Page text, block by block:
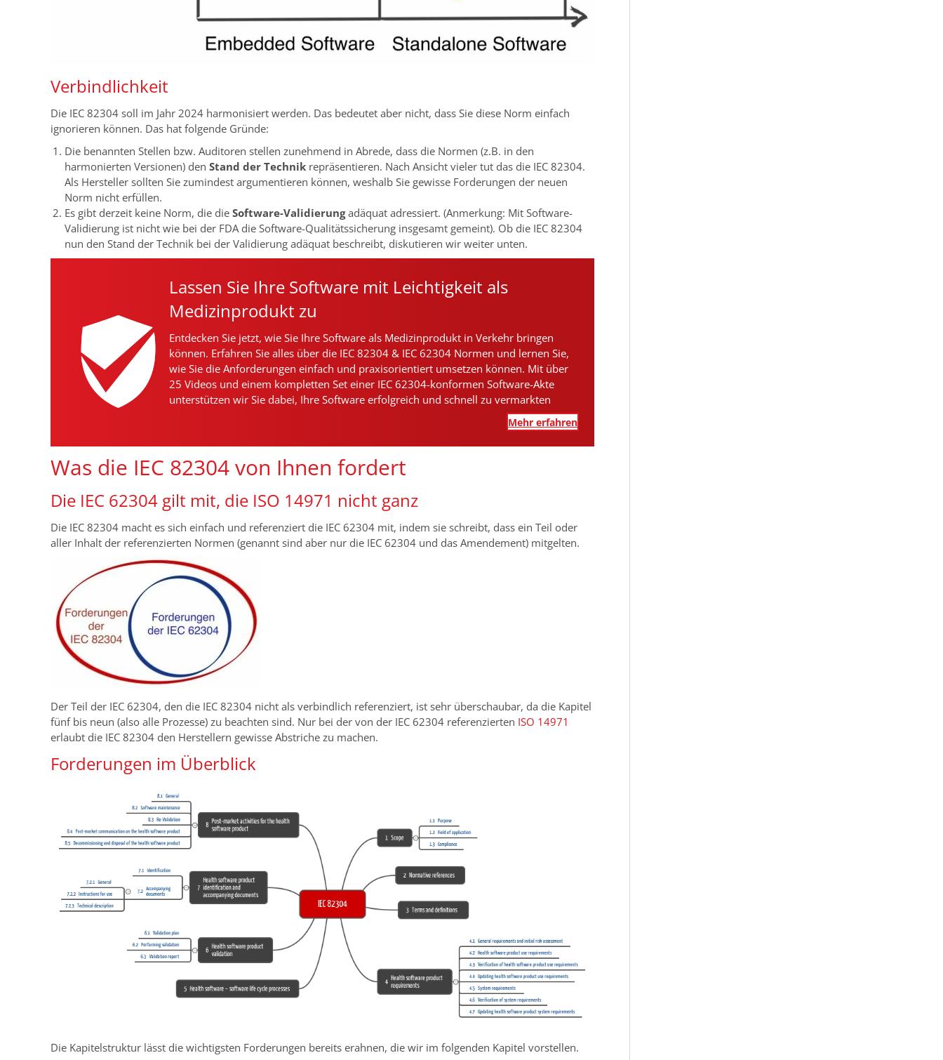
Verbindlichkeit
Die IEC 82304 soll im Jahr 2024 harmonisiert werden. Das bedeutet aber nicht, dass Sie diese Norm einfach
ignorieren können. Das hat folgende Gründe:
Die benannten Stellen bzw. Auditoren stellen zunehmend in Abrede, dass die Normen (z.B. in den
harmonierten Versionen) den Stand der Technik repräsentieren. Nach Ansicht vieler tut das die IEC 82304.
Als Hersteller sollten Sie zumindest argumentieren können, weshalb Sie gewisse Forderungen der neuen
Norm nicht erfüllen.
Es gibt derzeit keine Norm, die die Software-Validierungadäquat adressiert. (Anmerkung: Mit Software-
Validierung ist nicht wie bei der FDA die Software-Qualitätssicherung insgesamt gemeint). Ob die IEC 82304
nun den Stand der Technik bei der Validierung adäquat beschreibt, diskutieren wir weiter unten.
Lassen Sie Ihre Software mit Leichtigkeit als
Medizinprodukt zu
Entdecken Sie jetzt, wie Sie Ihre Software als Medizinprodukt in Verkehr bringen
können. Erfahren Sie alles über die IEC 82304 & IEC 62304 Normen und lernen Sie,
wie Sie die Anforderungen einfach und praxisorientiert umsetzen können. Mit über
25 Videos und einem kompletten Set einer IEC 62304-konformen Software-Akte
unterstützen wir Sie dabei, Ihre Software erfolgreich und schnell zu vermarkten
Mehr erfahren
Was die IEC 82304 von Ihnen fordert
Die IEC 62304 gilt mit, die ISO 14971 nicht ganz
Die IEC 82304 macht es sich einfach und referenziert die IEC 62304 mit, indem sie schreibt, dass ein Teil oder
aller Inhalt der referenzierten Normen (genannt sind aber nur die IEC 62304 und das Amendement) mitgelten.
Der Teil der IEC 62304, den die IEC 82304 nicht als verbindlich referenziert, ist sehr überschaubar, da die Kapitel
fünf bis neun (also alle Prozesse) zu beachten sind. Nur bei der von der IEC 62304 referenzierten ISO 14971
erlaubt die IEC 82304 den Herstellern gewisse Abstriche zu machen.
Forderungen im Überblick
Die Kapitelstruktur lässt die wichtigsten Forderungen bereits erahnen, die wir im folgenden Kapitel vorstellen.